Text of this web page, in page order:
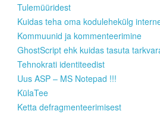
Tulemüüridest
Kuidas teha oma kodulehekülg
Kommuunid ja kommenteerimine
GhostScript ehk kuidas tasuta
Tehnokrati identiteedist
Uus ASP – MS Notepad !!!
KülaTee
Ketta defragmenteerimisest